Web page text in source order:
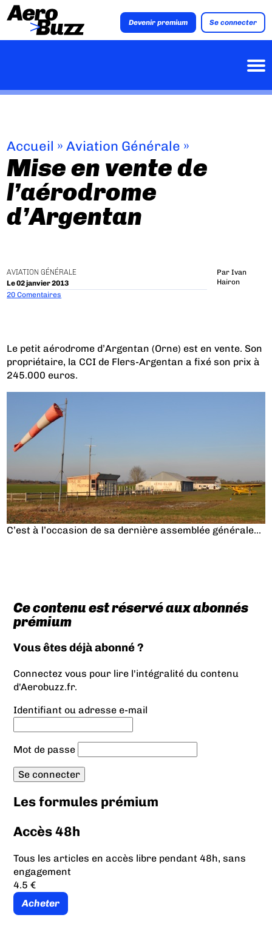
Devenir premium Se connecter
Accueil »Aviation Générale »
Mise en vente de
l’aérodrome
d’Argentan
AVIATION GÉNÉRALE
Le 02 janvier 2013
Par Ivan
Hairon
20 Comentaires
Le petit aérodrome d’Argentan (Orne) est en vente. Son
propriétaire, la CCI de Flers-Argentan a fixé son prix à
245.000 euros.
C’est à l’occasion de sa dernière assemblée générale...
Ce contenu est réservé aux abonnés
prémium
Vous êtes déjà abonné ?
Connectez vous pour lire l'intégralité du contenu
d'Aerobuzz.fr.
Identifiant ou adresse e-mail
Mot de passe
Les formules prémium
Accès 48h
Tous les articles en accès libre pendant 48h, sans
engagement
4.5 €
Acheter